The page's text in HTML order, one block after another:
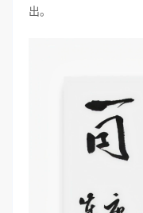
出。